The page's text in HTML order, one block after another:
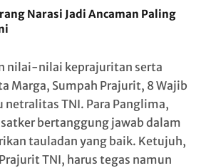
Narasi Jadi Ancaman Paling
nilai-nilai keprajuritan serta
Marga, Sumpah Prajurit, 8 Wajib
netralitas TNI. Para Panglima,
bertanggung jawab dalam
tauladan yang baik. Ketujuh,
TNI, harus tegas namun